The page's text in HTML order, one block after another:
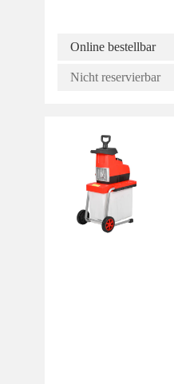
Online bestellbar
Nicht reservierbar